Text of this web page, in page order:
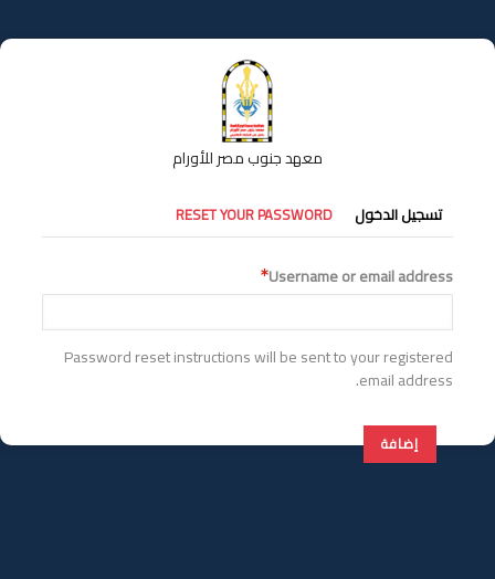
إلى
المحتوى
معهد جنوب مصر للأورام
التبويبات
الأساسية
تسجيل الدخول RESET YOUR PASSWORD
Username or email address
Password reset instructions will be sent to your registered
email address.